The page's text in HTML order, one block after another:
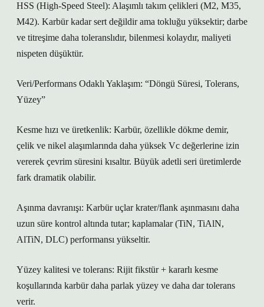
HSS (High-Speed Steel): Alaşımlı takım çelikleri (M2, M35,
M42). Karbür kadar sert değildir ama tokluğu yüksektir; darbe
ve titreşime daha toleranslıdır, bilenmesi kolaydır, maliyeti
nispeten düşüktür.
Veri/Performans Odaklı Yaklaşım: “Döngü Süresi, Tolerans,
Yüzey”
Kesme hızı ve üretkenlik: Karbür, özellikle dökme demir,
çelik ve nikel alaşımlarında daha yüksek Vc değerlerine izin
vererek çevrim süresini kısaltır. Büyük adetli seri üretimlerde
fark dramatik olabilir.
Aşınma davranışı: Karbür uçlar krater/flank aşınmasını daha
uzun süre kontrol altında tutar; kaplamalar (TiN, TiAlN,
AlTiN, DLC) performansı yükseltir.
Yüzey kalitesi ve tolerans: Rijit fikstür + kararlı kesme
koşullarında karbür daha parlak yüzey ve daha dar tolerans
verir.